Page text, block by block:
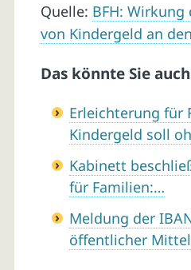
Quelle: BFH: Wirkung
von Kindergeld an
Das könnte Sie
Erleichterung für
Kindergeld soll
Kabinett
für Familien:…
Meldung der
öffentlicher Mittel